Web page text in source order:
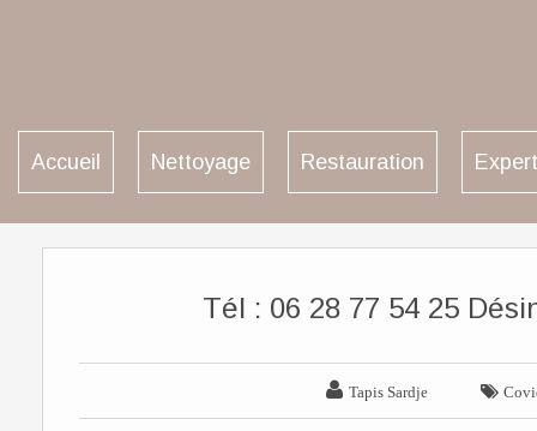
Accueil Nettoyage Restauration
Tél : 06 28 77 54 25
 Tapis Sardje 